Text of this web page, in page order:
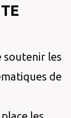
soutenir les
de